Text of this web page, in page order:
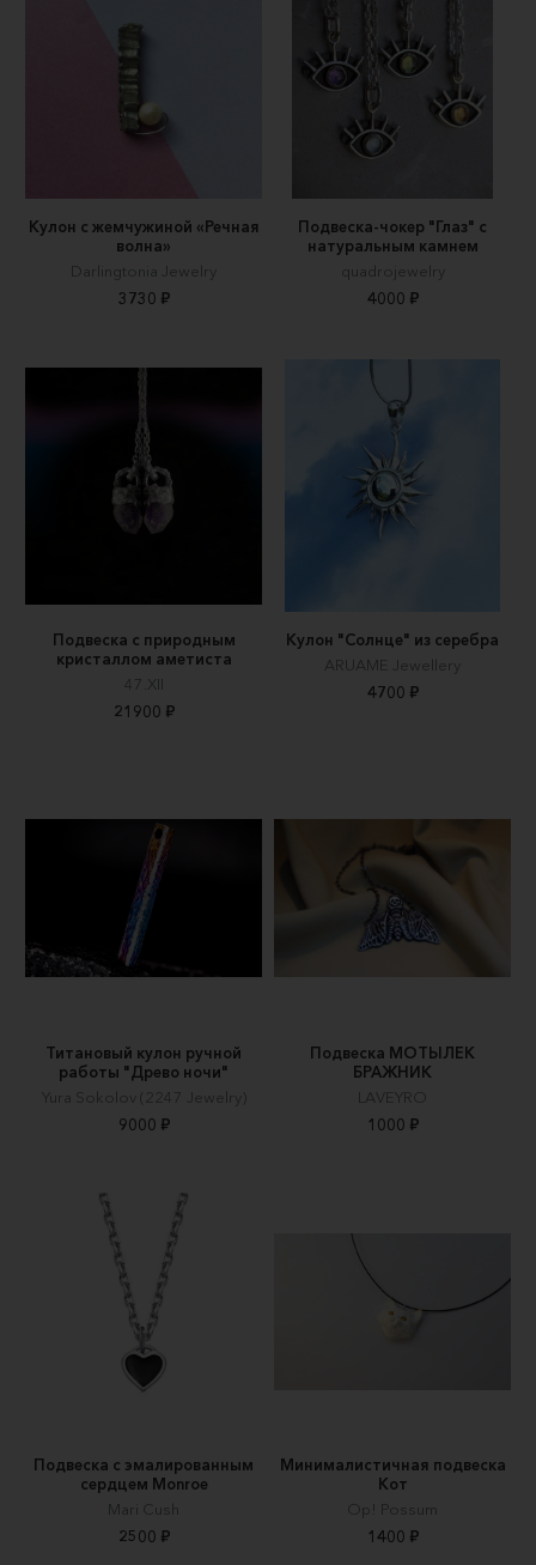
Кулон с жемчужиной «Речная
волна»
Darlingtonia Jewelry
3730 ₽
Подвеска-чокер "Глаз" с
натуральным камнем
quadrojewelry
4000 ₽
Подвеска с природным
кристаллом аметиста
47.XII
21900 ₽
Кулон "Солнце" из серебра
ARUAME Jewellery
4700 ₽
Титановый кулон ручной
работы "Древо ночи"
Yura Sokolov (2247 Jewelry)
9000 ₽
Подвеска МОТЫЛЕК
БРАЖНИК
LAVEYRO
1000 ₽
Подвеска с эмалированным
сердцем Monroe
Mari Cush
2500 ₽
Минималистичная подвеска
Кот
Op! Possum
1400 ₽